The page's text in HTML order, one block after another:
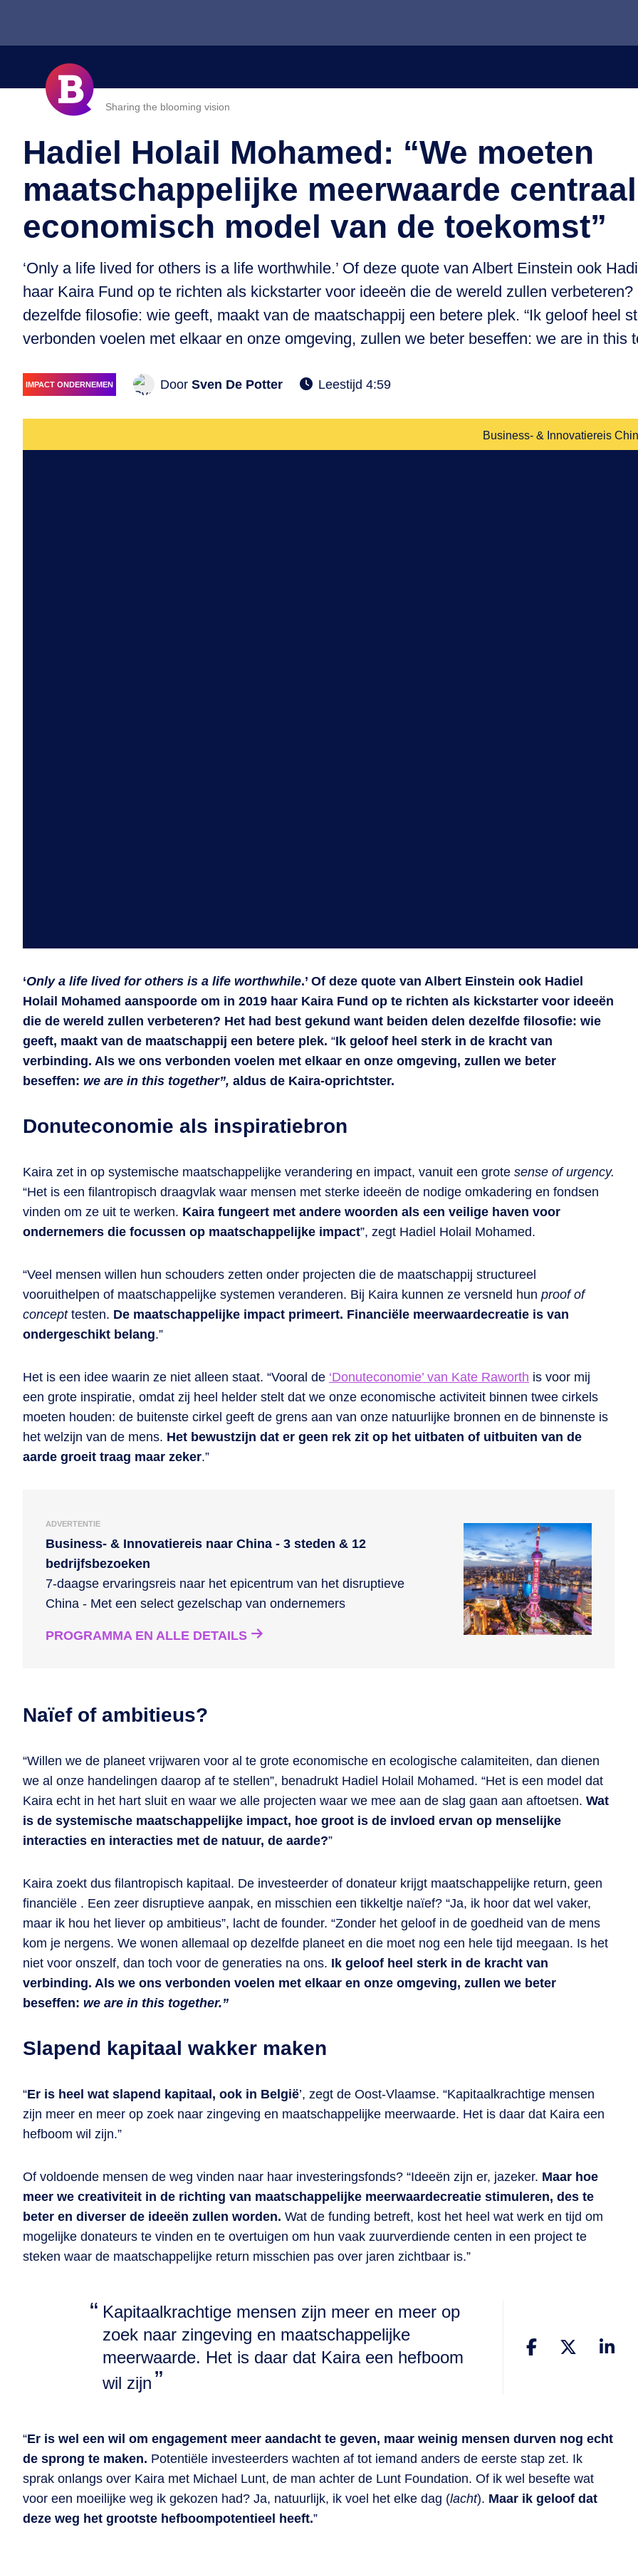
Sharing the blooming vision
Hadiel Holail Mohamed: “We moeten
maatschappelijke meerwaarde
economisch model van de toekomst”
‘Only a life lived for others is a life worthwhile.’ Of deze quote van Albert Einstein ook
haar Kaira Fund op te richten als kickstarter voor ideeën die de wereld zullen
dezelfde filosofie: wie geeft, maakt van de maatschappij een betere plek. “Ik geloof heel
verbonden voelen met elkaar en onze omgeving, zullen we beter beseffen: we are in this
IMPACT ONDERNEMEN Door Sven De Potter Leestijd 4:59
Business- & Innovatiereis
‘Only a life lived for others is a life worthwhile.’ Of deze quote van Albert Einstein ook Hadiel
Holail Mohamed aanspoorde om in 2019 haar Kaira Fund op te richten als kickstarter voor ideeën
die de wereld zullen verbeteren? Het had best gekund want beiden delen dezelfde filosofie: wie
geeft, maakt van de maatschappij een betere plek. “Ik geloof heel sterk in de kracht van
verbinding. Als we ons verbonden voelen met elkaar en onze omgeving, zullen we beter
beseffen: we are in this together”, aldus de Kaira-oprichtster.
Donuteconomie als inspiratiebron
Kaira zet in op systemische maatschappelijke verandering en impact, vanuit een grote sense of urgency.
“Het is een filantropisch draagvlak waar mensen met sterke ideeën de nodige omkadering en fondsen
vinden om ze uit te werken. Kaira fungeert met andere woorden als een veilige haven voor
ondernemers die focussen op maatschappelijke impact”, zegt Hadiel Holail Mohamed.
“Veel mensen willen hun schouders zetten onder projecten die de maatschappij structureel
vooruithelpen of maatschappelijke systemen veranderen. Bij Kaira kunnen ze versneld hun proof of
concepttesten. De maatschappelijke impact primeert. Financiële meerwaardecreatie is van
ondergeschikt belang.”
Het is een idee waarin ze niet alleen staat. “Vooral de ‘Donuteconomie’ van Kate Raworth is voor mij
een grote inspiratie, omdat zij heel helder stelt dat we onze economische activiteit binnen twee cirkels
moeten houden: de buitenste cirkel geeft de grens aan van onze natuurlijke bronnen en de binnenste is
het welzijn van de mens. Het bewustzijn dat er geen rek zit op het uitbaten of uitbuiten van de
aarde groeit traag maar zeker.”
ADVERTENTIE
Business- & Innovatiereis naar China - 3 steden & 12
bedrijfsbezoeken
7-daagse ervaringsreis naar het epicentrum van het disruptieve
China - Met een select gezelschap van ondernemers
PROGRAMMA EN ALLE DETAILS
Naïef of ambitieus?
“Willen we de planeet vrijwaren voor al te grote economische en ecologische calamiteiten, dan dienen
we al onze handelingen daarop af te stellen”, benadrukt Hadiel Holail Mohamed. “Het is een model dat
Kaira echt in het hart sluit en waar we alle projecten waar we mee aan de slag gaan aan aftoetsen. Wat
is de systemische maatschappelijke impact, hoe groot is de invloed ervan op menselijke
interacties en interacties met de natuur, de aarde?”
Kaira zoekt dus filantropisch kapitaal. De investeerder of donateur krijgt maatschappelijke return, geen
financiële . Een zeer disruptieve aanpak, en misschien een tikkeltje naïef? “Ja, ik hoor dat wel vaker,
maar ik hou het liever op ambitieus”, lacht de founder. “Zonder het geloof in de goedheid van de mens
kom je nergens. We wonen allemaal op dezelfde planeet en die moet nog een hele tijd meegaan. Is het
niet voor onszelf, dan toch voor de generaties na ons. Ik geloof heel sterk in de kracht van
verbinding. Als we ons verbonden voelen met elkaar en onze omgeving, zullen we beter
beseffen: we are in this together.”
Slapend kapitaal wakker maken
“Er is heel wat slapend kapitaal, ook in België’, zegt de Oost-Vlaamse. “Kapitaalkrachtige mensen
zijn meer en meer op zoek naar zingeving en maatschappelijke meerwaarde. Het is daar dat Kaira een
hefboom wil zijn.”
Of voldoende mensen de weg vinden naar haar investeringsfonds? “Ideeën zijn er, jazeker. Maar hoe
meer we creativiteit in de richting van maatschappelijke meerwaardecreatie stimuleren, des te
beter en diverser de ideeën zullen worden. Wat de funding betreft, kost het heel wat werk en tijd om
mogelijke donateurs te vinden en te overtuigen om hun vaak zuurverdiende centen in een project te
steken waar de maatschappelijke return misschien pas over jaren zichtbaar is.”
Kapitaalkrachtige mensen zijn meer en meer op
zoek naar zingeving en maatschappelijke
meerwaarde. Het is daar dat Kaira een hefboom
wil zijn
“Er is wel een wil om engagement meer aandacht te geven, maar weinig mensen durven nog echt
de sprong te maken. Potentiële investeerders wachten af tot iemand anders de eerste stap zet. Ik
sprak onlangs over Kaira met Michael Lunt, de man achter de Lunt Foundation. Of ik wel besefte wat
voor een moeilijke weg ik gekozen had? Ja, natuurlijk, ik voel het elke dag (lacht). Maar ik geloof dat
deze weg het grootste hefboompotentieel heeft.”